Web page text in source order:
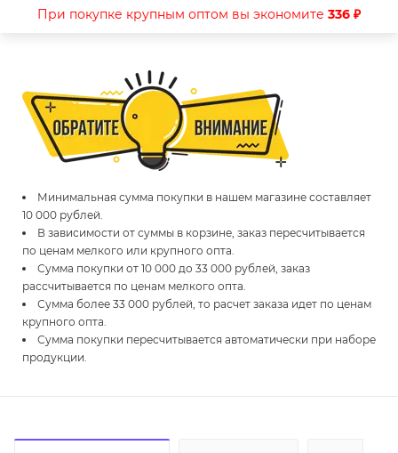
При покупке крупным оптом вы экономите 336 ₽
Минимальная сумма покупки в нашем магазине составляет
10 000 рублей.
В зависимости от суммы в корзине, заказ пересчитывается
по ценам мелкого или крупного опта.
Сумма покупки от 10 000 до 33 000 рублей, заказ
рассчитывается по ценам мелкого опта.
Сумма более 33 000 рублей, то расчет заказа идет по ценам
крупного опта.
Сумма покупки пересчитывается автоматически при наборе
продукции.